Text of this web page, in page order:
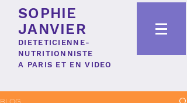
SOPHIE
JANVIER
DIETETICIENNE-
NUTRITIONNISTE
A PARIS ET EN VIDEO